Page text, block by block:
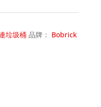
垃圾桶 品牌： Bobrick